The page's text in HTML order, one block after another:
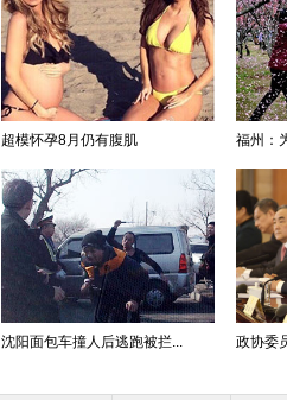
超模怀孕8月仍有腹肌 福州：
沈阳面包车撞人后逃跑被拦... 政协委